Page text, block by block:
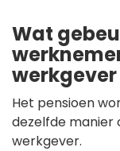
Wat
Het pensioen
dezelfde manier
werkgever.